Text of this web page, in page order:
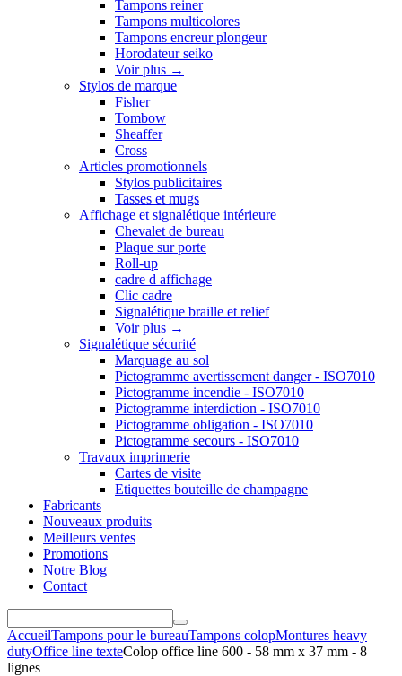
Tampons reiner
Tampons multicolores
Tampons encreur plongeur
Horodateur seiko
Voir plus →
Stylos de marque
Fisher
Tombow
Sheaffer
Cross
Articles promotionnels
Stylos publicitaires
Tasses et mugs
Affichage et signalétique intérieure
Chevalet de bureau
Plaque sur porte
Roll-up
cadre d affichage
Clic cadre
Signalétique braille et relief
Voir plus →
Signalétique sécurité
Marquage au sol
Pictogramme avertissement danger - ISO7010
Pictogramme incendie - ISO7010
Pictogramme interdiction - ISO7010
Pictogramme obligation - ISO7010
Pictogramme secours - ISO7010
Travaux imprimerie
Cartes de visite
Etiquettes bouteille de champagne
Fabricants
Nouveaux produits
Meilleurs ventes
Promotions
Notre Blog
Contact
AccueilTampons pour le bureauTampons colopMontures heavy
dutyOffice line texteColop office line 600 - 58 mm x 37 mm - 8
lignes